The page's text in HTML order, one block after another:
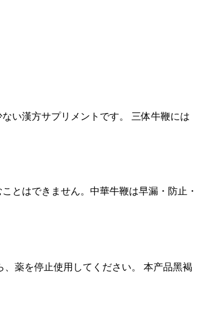
い漢方サプリメントです。 三体牛鞭には
とはできません。中華牛鞭は早漏・防止・
薬を停止使用してください。 本产品黑褐